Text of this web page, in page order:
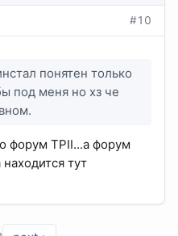
#10
понятен только
под меня но хз че
форум TPII...а форум
тут